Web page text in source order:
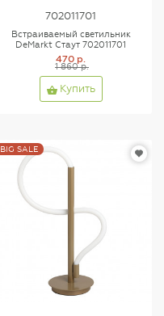
702011701
Встраиваемый светильник
DeMarkt Стаут 702011701
470 р.
1 860 р.
Купить
BIG SALE